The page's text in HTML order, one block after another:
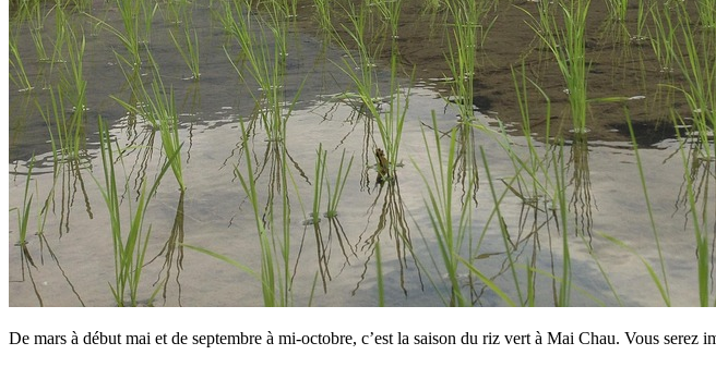
De mars à début mai et de septembre à mi-octobre, c’est la saison du riz vert à Mai Chau. Vous serez